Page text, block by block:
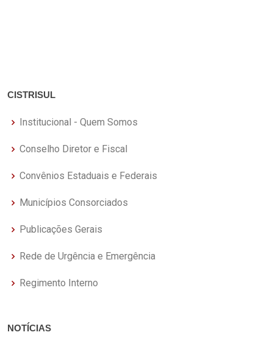
CISTRISUL
Institucional - Quem Somos
Conselho Diretor e Fiscal
Convênios Estaduais e Federais
Municípios Consorciados
Publicações Gerais
Rede de Urgência e Emergência
Regimento Interno
NOTÍCIAS